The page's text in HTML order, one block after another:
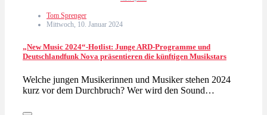
Tom Sprenger
Mittwoch, 10. Januar 2024
„New Music 2024“-Hotlist: Junge ARD-Programme und
Deutschlandfunk Nova präsentieren die künftigen Musikstars
Welche jungen Musikerinnen und Musiker stehen 2024
kurz vor dem Durchbruch? Wer wird den Sound…